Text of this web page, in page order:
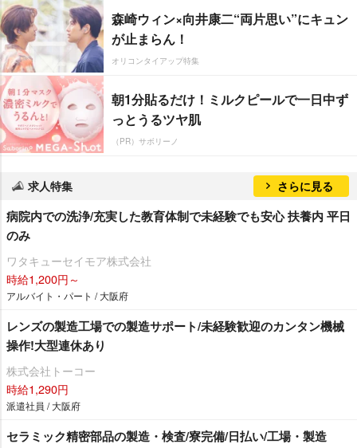
森崎ウィン×向井康二“両片思い”にキュン
が止まらん！
オリコンタイアップ特集
朝1分貼るだけ！ミルクピールで一日中ず
っとうるツヤ肌
（PR）サボリーノ
求人特集 さらに見る
病院内での洗浄/充実した教育体制で未経験でも安心 扶養内 平日
のみ
ワタキューセイモア株式会社
時給1,200円～
アルバイト・パート / 大阪府
レンズの製造工場での製造サポート/未経験歓迎のカンタン機械
操作!大型連休あり
株式会社トーコー
時給1,290円
派遣社員 / 大阪府
セラミック精密部品の製造・検査/寮完備/日払い/工場・製造